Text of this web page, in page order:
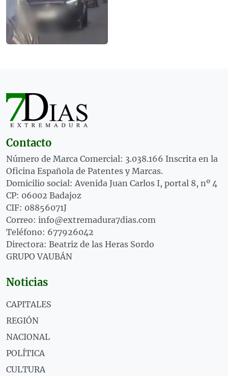
Contacto
Número de Marca Comercial: 3.038.166 Inscrita en la
Oficina Española de Patentes y Marcas.
Domicilio social: Avenida Juan Carlos I, portal 8, nº 4
CP: 06002 Badajoz
CIF: 08856071J
Correo: info@extremadura7dias.com
Teléfono: 677926042
Directora: Beatriz de las Heras Sordo
GRUPO VAUBÁN
Noticias
CAPITALES
REGIÓN
NACIONAL
POLÍTICA
CULTURA